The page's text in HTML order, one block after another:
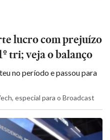
lucro com prejuízo
tri; veja o balanço
no período e passou para
especial para o Broadcast